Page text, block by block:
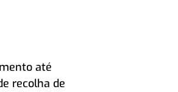
até
recolha de